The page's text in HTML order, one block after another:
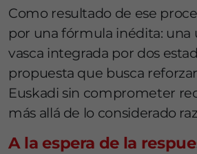
Como resultado de ese
por una fórmula inédita: una
vasca integrada por dos
propuesta que busca
Euskadi sin comprometer
más allá de lo considerado
A la espera de la